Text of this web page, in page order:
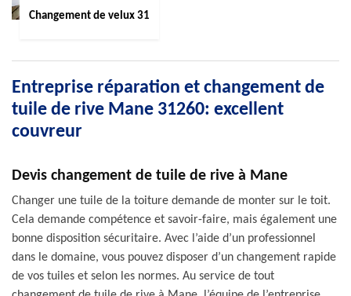
Changement de velux 31
Entreprise réparation et changement de
tuile de rive Mane 31260: excellent
couvreur
Devis changement de tuile de rive à Mane
Changer une tuile de la toiture demande de monter sur le toit.
Cela demande compétence et savoir-faire, mais également une
bonne disposition sécuritaire. Avec l’aide d’un professionnel
dans le domaine, vous pouvez disposer d’un changement rapide
de vos tuiles et selon les normes. Au service de tout